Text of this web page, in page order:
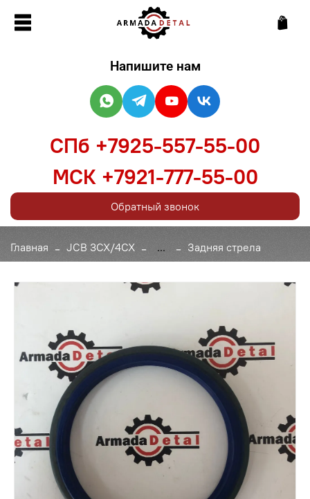
Главная JCB 3CX/4CX ... Задняя стрела
Напишите нам
СПб +7925-557-55-00
МСК +7921-777-55-00
Обратный звонок